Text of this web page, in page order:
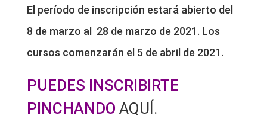
El período de inscripción estará abierto del
8 de marzo al 28 de marzo de 2021. Los
cursos comenzarán el 5 de abril de 2021.
PUEDES INSCRIBIRTE
PINCHANDO AQUÍ.